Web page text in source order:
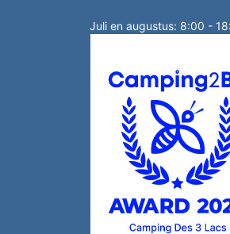
Juli en augustus: 8:00 -